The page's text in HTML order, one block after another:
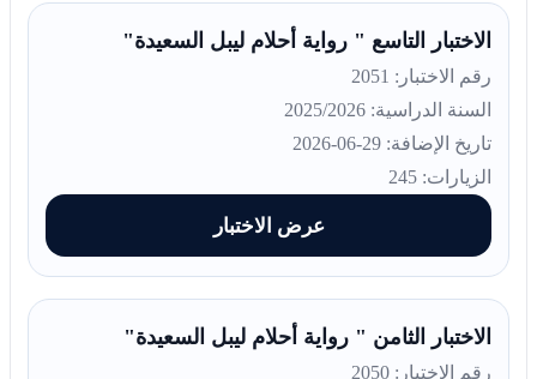
الاختبار التاسع " رواية أحلام ليبل السعيدة"
رقم الاختبار: 2051
السنة الدراسية: 2025/2026
تاريخ الإضافة: 29-06-2026
الزيارات: 245
عرض الاختبار
الاختبار الثامن " رواية أحلام ليبل السعيدة"
رقم الاختبار: 2050